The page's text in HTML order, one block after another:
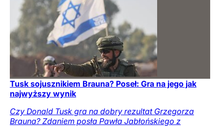
Tusk sojusznikiem Brauna? Poseł: Gra na jego jak
najwyższy wynik
Czy Donald Tusk gra na dobry rezultat Grzegorza
Brauna? Zdaniem posła Pawła Jabłońskiego z